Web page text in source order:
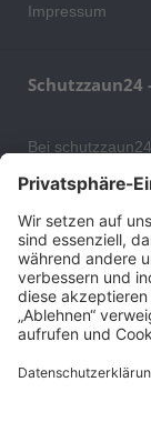
Impressum
Schutzzaun24
Bei
Schutzgittern,
auch Ihr
können. An
Sortiment von
versandbereit